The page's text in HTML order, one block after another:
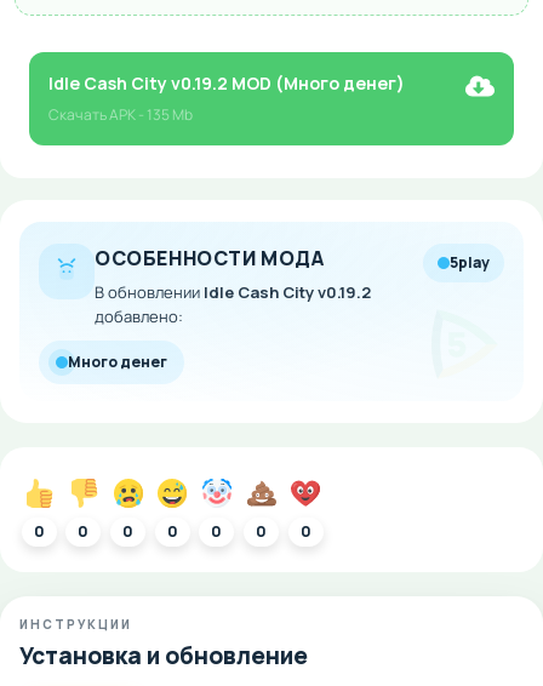
Idle Cash City v0.19.2 MOD (Много денег)
СкачатьAPK- 135 Mb
ОСОБЕННОСТИ МОДА
В обновлении Idle Cash City v0.19.2
добавлено:
5play
Много денег
0 0 0 0 0 0 0
ИНСТРУКЦИИ
Установка и обновление